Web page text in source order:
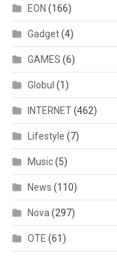
EON (166)
Gadget(4)
GAMES (6)
Globul (1)
INTERNET(462)
Lifestyle (7)
Music(5)
News (110)
Nova (297)
OTE (61)